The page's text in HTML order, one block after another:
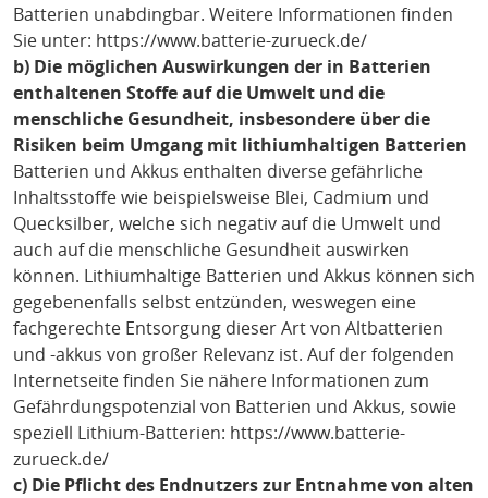
Batterien unabdingbar. Weitere Informationen finden
Sie unter: https://www.batterie-zurueck.de/
b) Die möglichen Auswirkungen der in Batterien
enthaltenen Stoffe auf die Umwelt und die
menschliche Gesundheit, insbesondere über die
Risiken beim Umgang mit lithiumhaltigen Batterien
Batterien und Akkus enthalten diverse gefährliche
Inhaltsstoffe wie beispielsweise Blei, Cadmium und
Quecksilber, welche sich negativ auf die Umwelt und
auch auf die menschliche Gesundheit auswirken
können. Lithiumhaltige Batterien und Akkus können sich
gegebenenfalls selbst entzünden, weswegen eine
fachgerechte Entsorgung dieser Art von Altbatterien
und -akkus von großer Relevanz ist. Auf der folgenden
Internetseite finden Sie nähere Informationen zum
Gefährdungspotenzial von Batterien und Akkus, sowie
speziell Lithium-Batterien: https://www.batterie-
zurueck.de/
c) Die Pflicht des Endnutzers zur Entnahme von alten